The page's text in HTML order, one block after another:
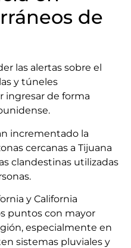
de
las alertas sobre el
y túneles
ingresar de forma
incrementado la
cercanas a Tijuana
clandestinas utilizadas
y California
puntos con mayor
especialmente en
sistemas pluviales y